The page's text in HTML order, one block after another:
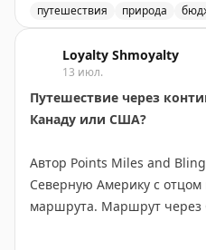
достаточно пройти по
парковки. Природный мост
эрозии известняка и
реки. Река продолжает
создавая впечатляющие
водяными бассейнами.
подходит для быстрого
достаточно. Учтите, что в
бывает многолюдно из-за
путешествия природа
Loyalty Shmoyalty
13 июл.
Путешествие через
Канаду или США?
Автор Points Miles and
Северную Америку с отцом
маршрута. Маршрут